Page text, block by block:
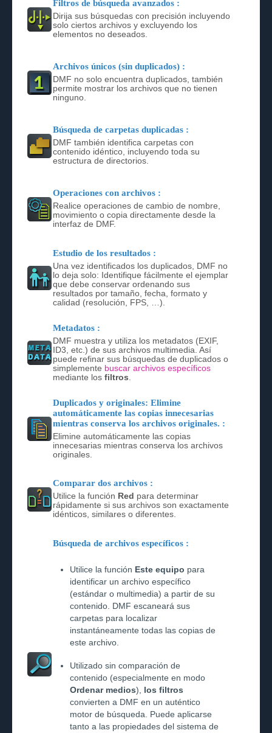
Filtros de búsqueda avanzados :
Dirija sus búsquedas con precisión incluyendo
solo ciertos archivos y excluyendo los
elementos no deseados.
Archivos únicos (sin duplicados) :
DMF no solo encuentra duplicados, también
permite mostrar los archivos que no tienen
ninguno.
Búsqueda de carpetas duplicadas :
DMF también identifica carpetas con
contenido idéntico, incluyendo toda su
estructura de directorios.
Operaciones con archivos :
Realice operaciones de cambio de nombre,
movimiento o copia directamente desde la
interfaz de DMF.
Estudio de los resultados :
Una vez identificados los duplicados, DMF no
lo deja solo: Identifique fácilmente el ejemplar
que debe conservar ordenando sus
resultados por tamaño, fecha, formato y
calidad (resolución, FPS, …).
Metadatos :
DMF muestra y utiliza los metadatos (EXIF,
ID3, etc.) de sus archivos multimedia. Así
puede refinar sus búsquedas de duplicados o
simplemente buscar archivos específicos
mediante losfiltros.
Duplicados y originales: Elimine
automáticamente las copias innecesarias
mientras conserva los archivos originales. :
Elimine automáticamente las copias
innecesarias mientras conserva los archivos
originales.
Comparar dos archivos :
Utilice la función Red para determinar
rápidamente si sus archivos son exactamente
idénticos, similares o diferentes.
Búsqueda de archivos específicos :
Utilice la función Este equipo para
identificar un archivo específico
(estándar o multimedia) a partir de su
contenido. DMF escaneará sus
carpetas para localizar
instantáneamente todas las copias de
este archivo.
Utilizado sin comparación de
contenido (especialmente en modo
Ordenar medios), los filtros
convierten a DMF en un auténtico
motor de búsqueda. Puede aplicarse
tanto a las propiedades del sistema de